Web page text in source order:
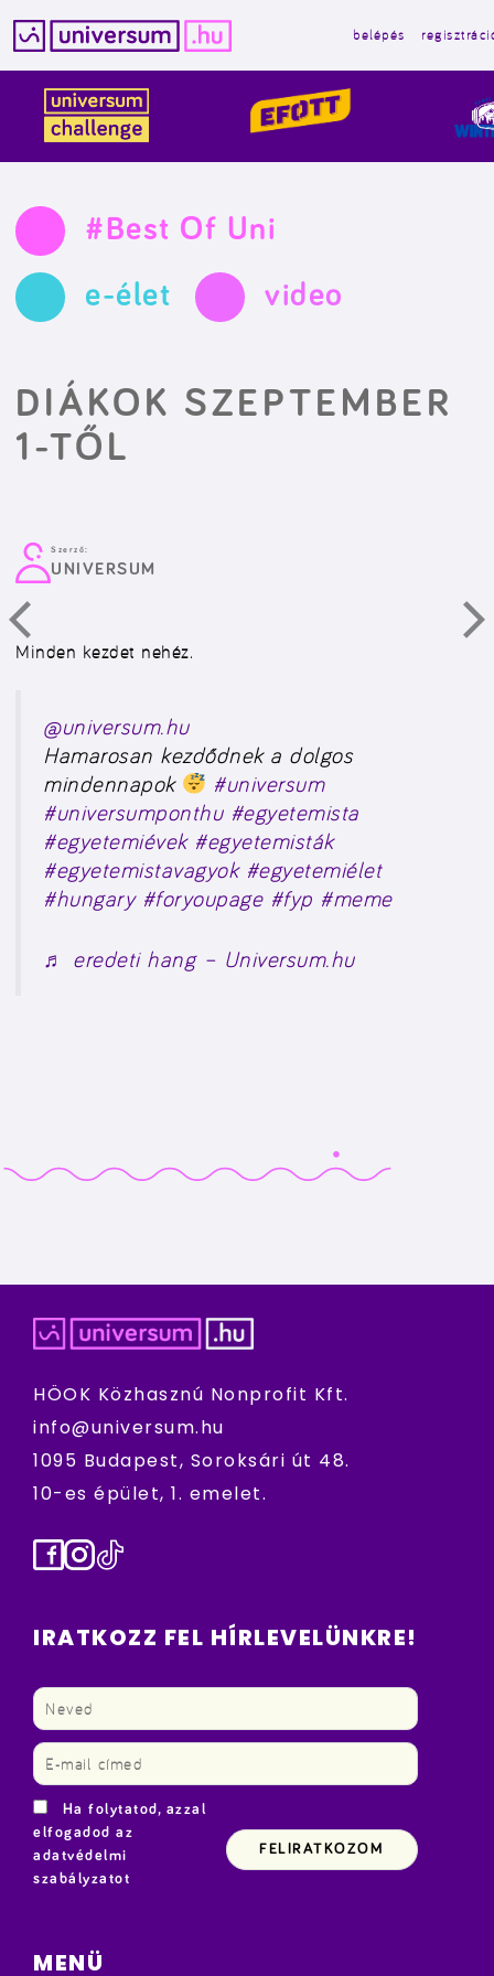
tartalomba
belépés
#Best Of Uni
e-élet
video
DIÁKOK SZEPTEMBER
1-TŐL
Szerző:
UNIVERSUM
Minden kezdet nehéz.
@universum.hu
Hamarosan kezdődnek a dolgos
mindennapok
#universum
#universumponthu #egyetemista
#egyetemiévek #egyetemisták
#egyetemistavagyok #egyetemiélet
#hungary #foryoupage #fyp #meme
♬ eredeti hang – Universum.hu
HÖOK Közhasznú Nonprofit Kft.
info@universum.hu
1095 Budapest, Soroksári út 48.
10-es épület, 1. emelet.
Facebook
Instagram
TikTok
IRATKOZZ FEL HÍRLEVELÜNKRE!
Ha folytatod, azzal
elfogadod az
adatvédelmi
szabályzatot
MENÜ